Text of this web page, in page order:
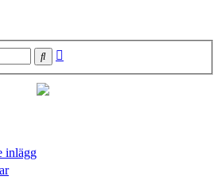
Sök
inlägg